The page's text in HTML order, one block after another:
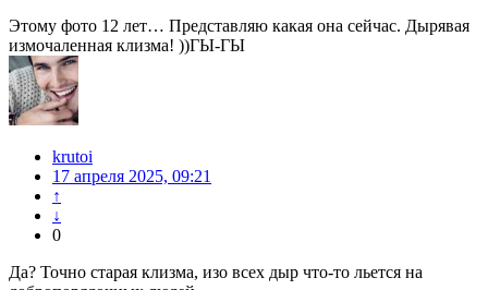
Этому фото 12 лет… Представляю какая она сейчас. Дырявая
измочаленная клизма! ))ГЫ-ГЫ
krutoi
17 апреля 2025, 09:21
↑
↓
0
Да? Точно старая клизма, изо всех дыр что-то льется на